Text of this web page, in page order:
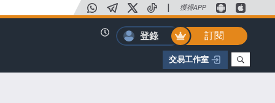
| 獲得APP
登錄 訂閱
交易工作室